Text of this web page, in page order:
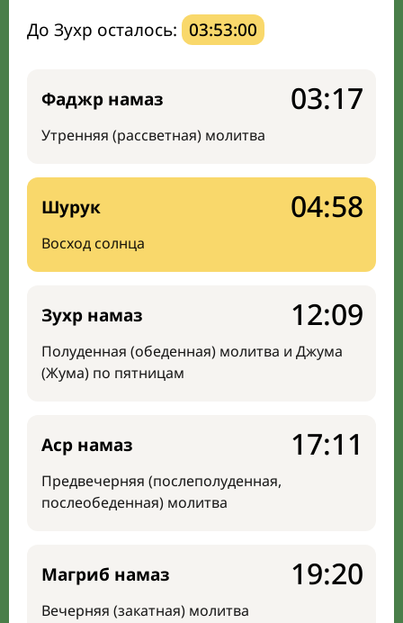
До Зухр осталось: 03:52:59
Фаджр намаз
Утренняя (рассветная) молитва
03:17
Шурук
Восход солнца
04:58
Зухр намаз
Полуденная (обеденная) молитва и Джума
(Жума) по пятницам
12:09
Аср намаз
Предвечерняя (послеполуденная,
послеобеденная) молитва
17:11
Магриб намаз
Вечерняя (закатная) молитва
19:20